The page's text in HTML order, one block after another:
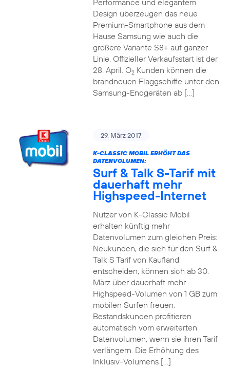
Performance und elegantem
Design überzeugen das neue
Premium-Smartphone aus dem
Hause Samsung wie auch die
größere Variante S8+ auf ganzer
Linie. Offizieller Verkaufsstart ist der
28. April. O2Kunden können die
brandneuen Flaggschiffe unter den
Samsung-Endgeräten ab […]
29. März 2017
K-CLASSIC MOBIL ERHÖHT DAS
DATENVOLUMEN:
Surf & Talk S-Tarif mit
dauerhaft mehr
Highspeed-Internet
Nutzer von K-Classic Mobil
erhalten künftig mehr
Datenvolumen zum gleichen Preis:
Neukunden, die sich für den Surf &
Talk S Tarif von Kaufland
entscheiden, können sich ab 30.
März über dauerhaft mehr
Highspeed-Volumen von 1 GB zum
mobilen Surfen freuen.
Bestandskunden profitieren
automatisch vom erweiterten
Datenvolumen, wenn sie ihren Tarif
verlängern. Die Erhöhung des
Inklusiv-Volumens […]